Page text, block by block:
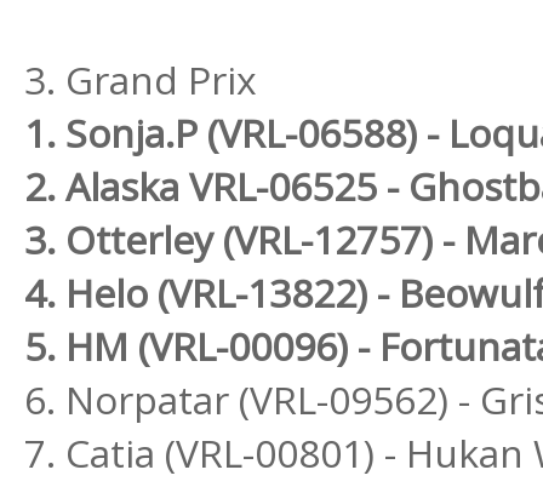
3. Grand Prix
1. Sonja.P (VRL-06588) -
2. Alaska VRL-06525 -
3. Otterley (VRL-12757) -
4. Helo (VRL-13822) -
5. HM (VRL-00096) -
6. Norpatar (VRL-09562) -
7. Catia (VRL-00801) -